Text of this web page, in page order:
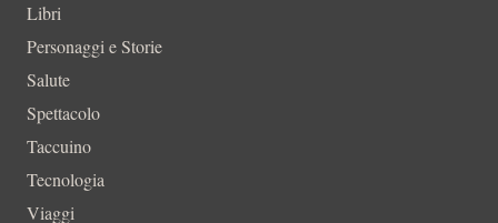
Libri
Personaggi e Storie
Salute
Spettacolo
Taccuino
Tecnologia
Viaggi